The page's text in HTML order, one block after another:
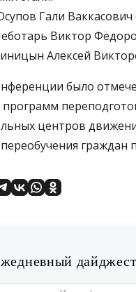
Гали Ваккасович
Виктор
Алексей
было
программ
центров